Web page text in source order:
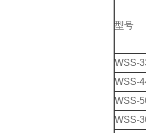
型号
WSS-
WSS-
WSS-
WSS-